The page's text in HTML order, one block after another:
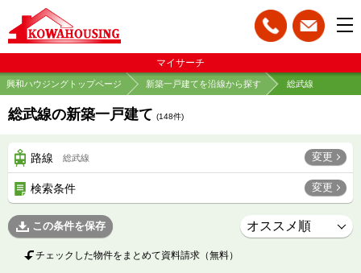
マイサーチ
興和ハウジングトップページ 新築一戸建てを沿線から探す 総武線
総武線の新築一戸建て (148件)
路線 総武線 変更
検索条件 変更
この条件を保存
チェックした物件をまとめて資料請求（無料）